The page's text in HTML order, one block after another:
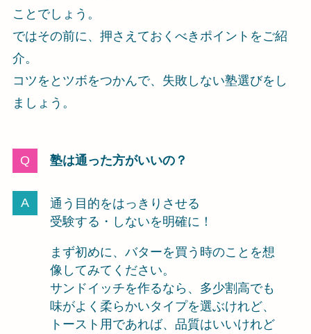
ことでしょう。
ではその前に、押さえておくべきポイントをご紹
介。
コツをとツボをつかんで、失敗しない塾選びをし
ましょう。
塾は通った方がいいの？
通う目的をはっきりさせる
受験する・しないを明確に！
まず初めに、バターを買う時のことを想
像してみてください。
サンドイッチを作るなら、多少割高でも
味がよく柔らかいタイプを選ぶけれど、
トースト用であれば、品質はいいけれど